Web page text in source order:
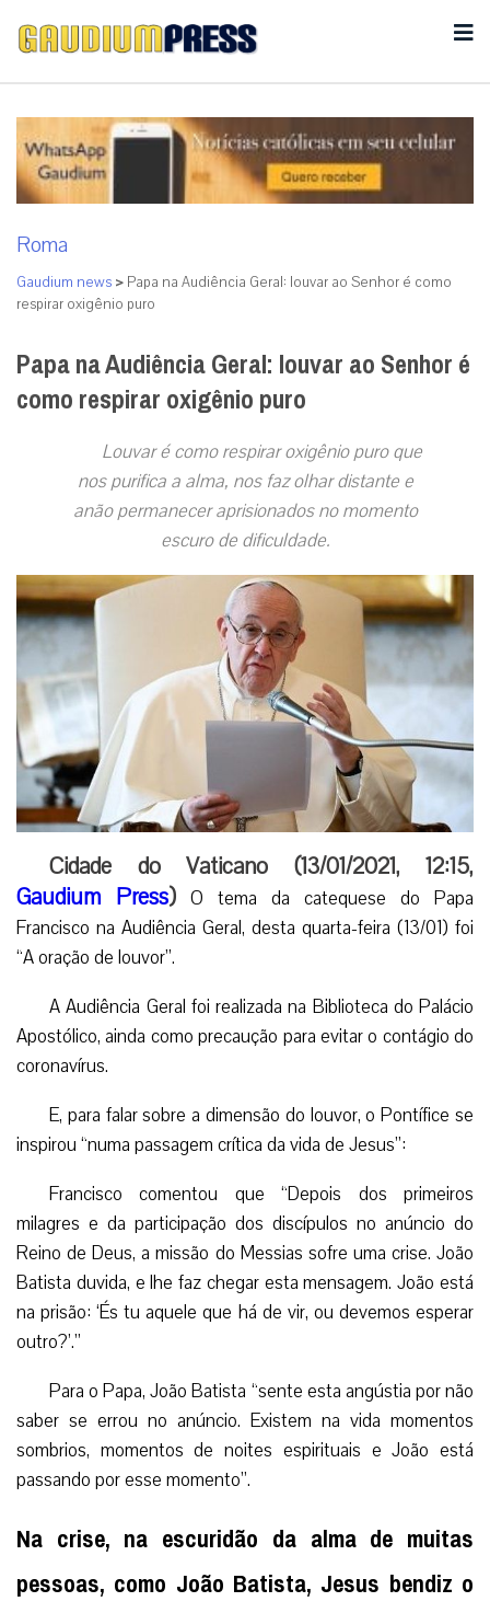
Roma
Gaudium news > Papa na Audiência Geral: louvar ao Senhor é como
respirar oxigênio puro
Papa na Audiência Geral: louvar ao Senhor é
como respirar oxigênio puro
Louvar é como respirar oxigênio puro que
nos purifica a alma, nos faz olhar distante e
anão permanecer aprisionados no momento
escuro de dificuldade.
Cidade do Vaticano (13/01/2021, 12:15,
Gaudium Press) O tema da catequese do Papa
Francisco na Audiência Geral, desta quarta-feira (13/01) foi
“A oração de louvor”.
A Audiência Geral foi realizada na Biblioteca do Palácio
Apostólico, ainda como precaução para evitar o contágio do
coronavírus.
E, para falar sobre a dimensão do louvor, o Pontífice se
inspirou “numa passagem crítica da vida de Jesus”:
Francisco comentou que “Depois dos primeiros
milagres e da participação dos discípulos no anúncio do
Reino de Deus, a missão do Messias sofre uma crise. João
Batista duvida, e lhe faz chegar esta mensagem. João está
na prisão: ‘És tu aquele que há de vir, ou devemos esperar
outro?’.”
Para o Papa, João Batista “sente esta angústia por não
saber se errou no anúncio. Existem na vida momentos
sombrios, momentos de noites espirituais e João está
passando por esse momento”.
Na crise, na escuridão da alma de muitas
pessoas, como João Batista, Jesus bendiz o